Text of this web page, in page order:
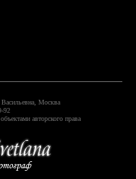
Москва
92
авторского права